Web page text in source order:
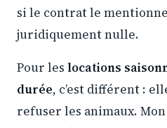
si le contrat le
juridiquement nulle.
Pour les locations
durée, c’est différent :
refuser les animaux.